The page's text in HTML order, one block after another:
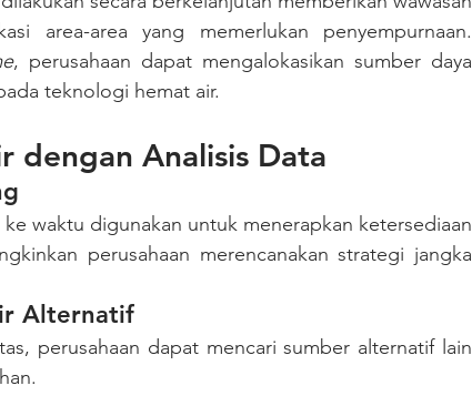
area-area yang memerlukan penyempurnaan.
, perusahaan dapat mengalokasikan sumber daya
teknologi hemat air.
dengan Analisis Data
perusahaan merencanakan strategi jangka
Alternatif